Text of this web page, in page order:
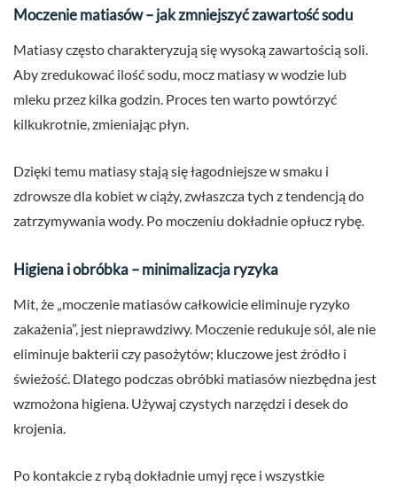
Moczenie matiasów – jak zmniejszyć zawartość sodu
Matiasy często charakteryzują się wysoką zawartością soli.
Aby zredukować ilość sodu, mocz matiasy w wodzie lub
mleku przez kilka godzin. Proces ten warto powtórzyć
kilkukrotnie, zmieniając płyn.
Dzięki temu matiasy stają się łagodniejsze w smaku i
zdrowsze dla kobiet w ciąży, zwłaszcza tych z tendencją do
zatrzymywania wody. Po moczeniu dokładnie opłucz rybę.
Higiena i obróbka – minimalizacja ryzyka
Mit, że „moczenie matiasów całkowicie eliminuje ryzyko
zakażenia”, jest nieprawdziwy. Moczenie redukuje sól, ale nie
eliminuje bakterii czy pasożytów; kluczowe jest źródło i
świeżość. Dlatego podczas obróbki matiasów niezbędna jest
wzmożona higiena. Używaj czystych narzędzi i desek do
krojenia.
Po kontakcie z rybą dokładnie umyj ręce i wszystkie